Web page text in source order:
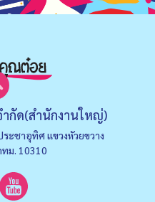
กัด(สำนักงานใหญ่)
ะชาอุทิศ แขวงหัวยขวาง
ทม. 10310